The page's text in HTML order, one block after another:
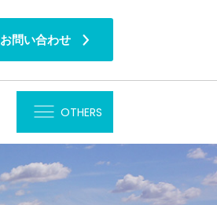
お問い合わせ
OTHERS